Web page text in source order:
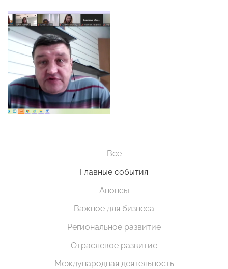
Все
Главные события
Анонсы
Важное для бизнеса
Региональное развитие
Отраслевое развитие
Международная деятельность